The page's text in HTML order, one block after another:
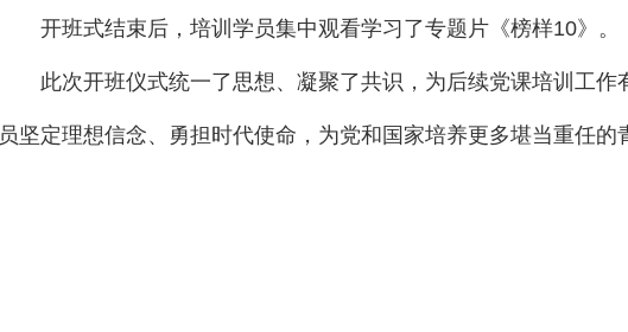
开班式结束后，培训学员集中观看学习了专题片《榜样10》。
此次开班仪式统一了思想、凝聚了共识，为后续党课培训工
员坚定理想信念、勇担时代使命，为党和国家培养更多堪当重任的